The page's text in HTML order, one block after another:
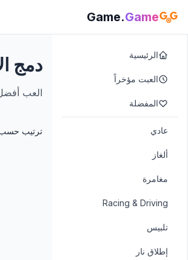
Game
.Game
الرئيسية
العبت مؤخراً
المفضلة
عادي
ألغاز
مغامرة
Racing & Driving
تلبيس
إطلاق نار
دمج
العب أفضل
ترتيب